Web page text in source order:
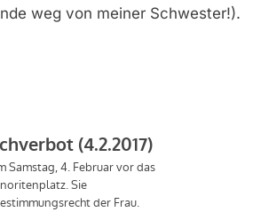
weg von meiner Schwester!).